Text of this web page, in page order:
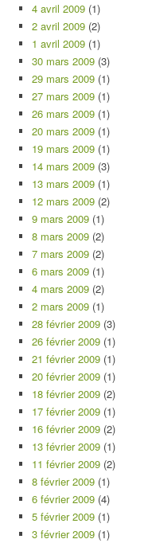
4 avril 2009 (1)
2 avril 2009 (2)
1 avril 2009 (1)
30 mars 2009 (3)
29 mars 2009 (1)
27 mars 2009 (1)
26 mars 2009 (1)
20 mars 2009 (1)
19 mars 2009 (1)
14 mars 2009 (3)
13 mars 2009 (1)
12 mars 2009 (2)
9 mars 2009 (1)
8 mars 2009 (2)
7 mars 2009 (2)
6 mars 2009 (1)
4 mars 2009 (2)
2 mars 2009 (1)
28 février 2009 (3)
26 février 2009 (1)
21 février 2009 (1)
20 février 2009 (1)
18 février 2009 (2)
17 février 2009 (1)
16 février 2009 (2)
13 février 2009 (1)
11 février 2009 (2)
8 février 2009 (1)
6 février 2009 (4)
5 février 2009 (1)
3 février 2009 (1)